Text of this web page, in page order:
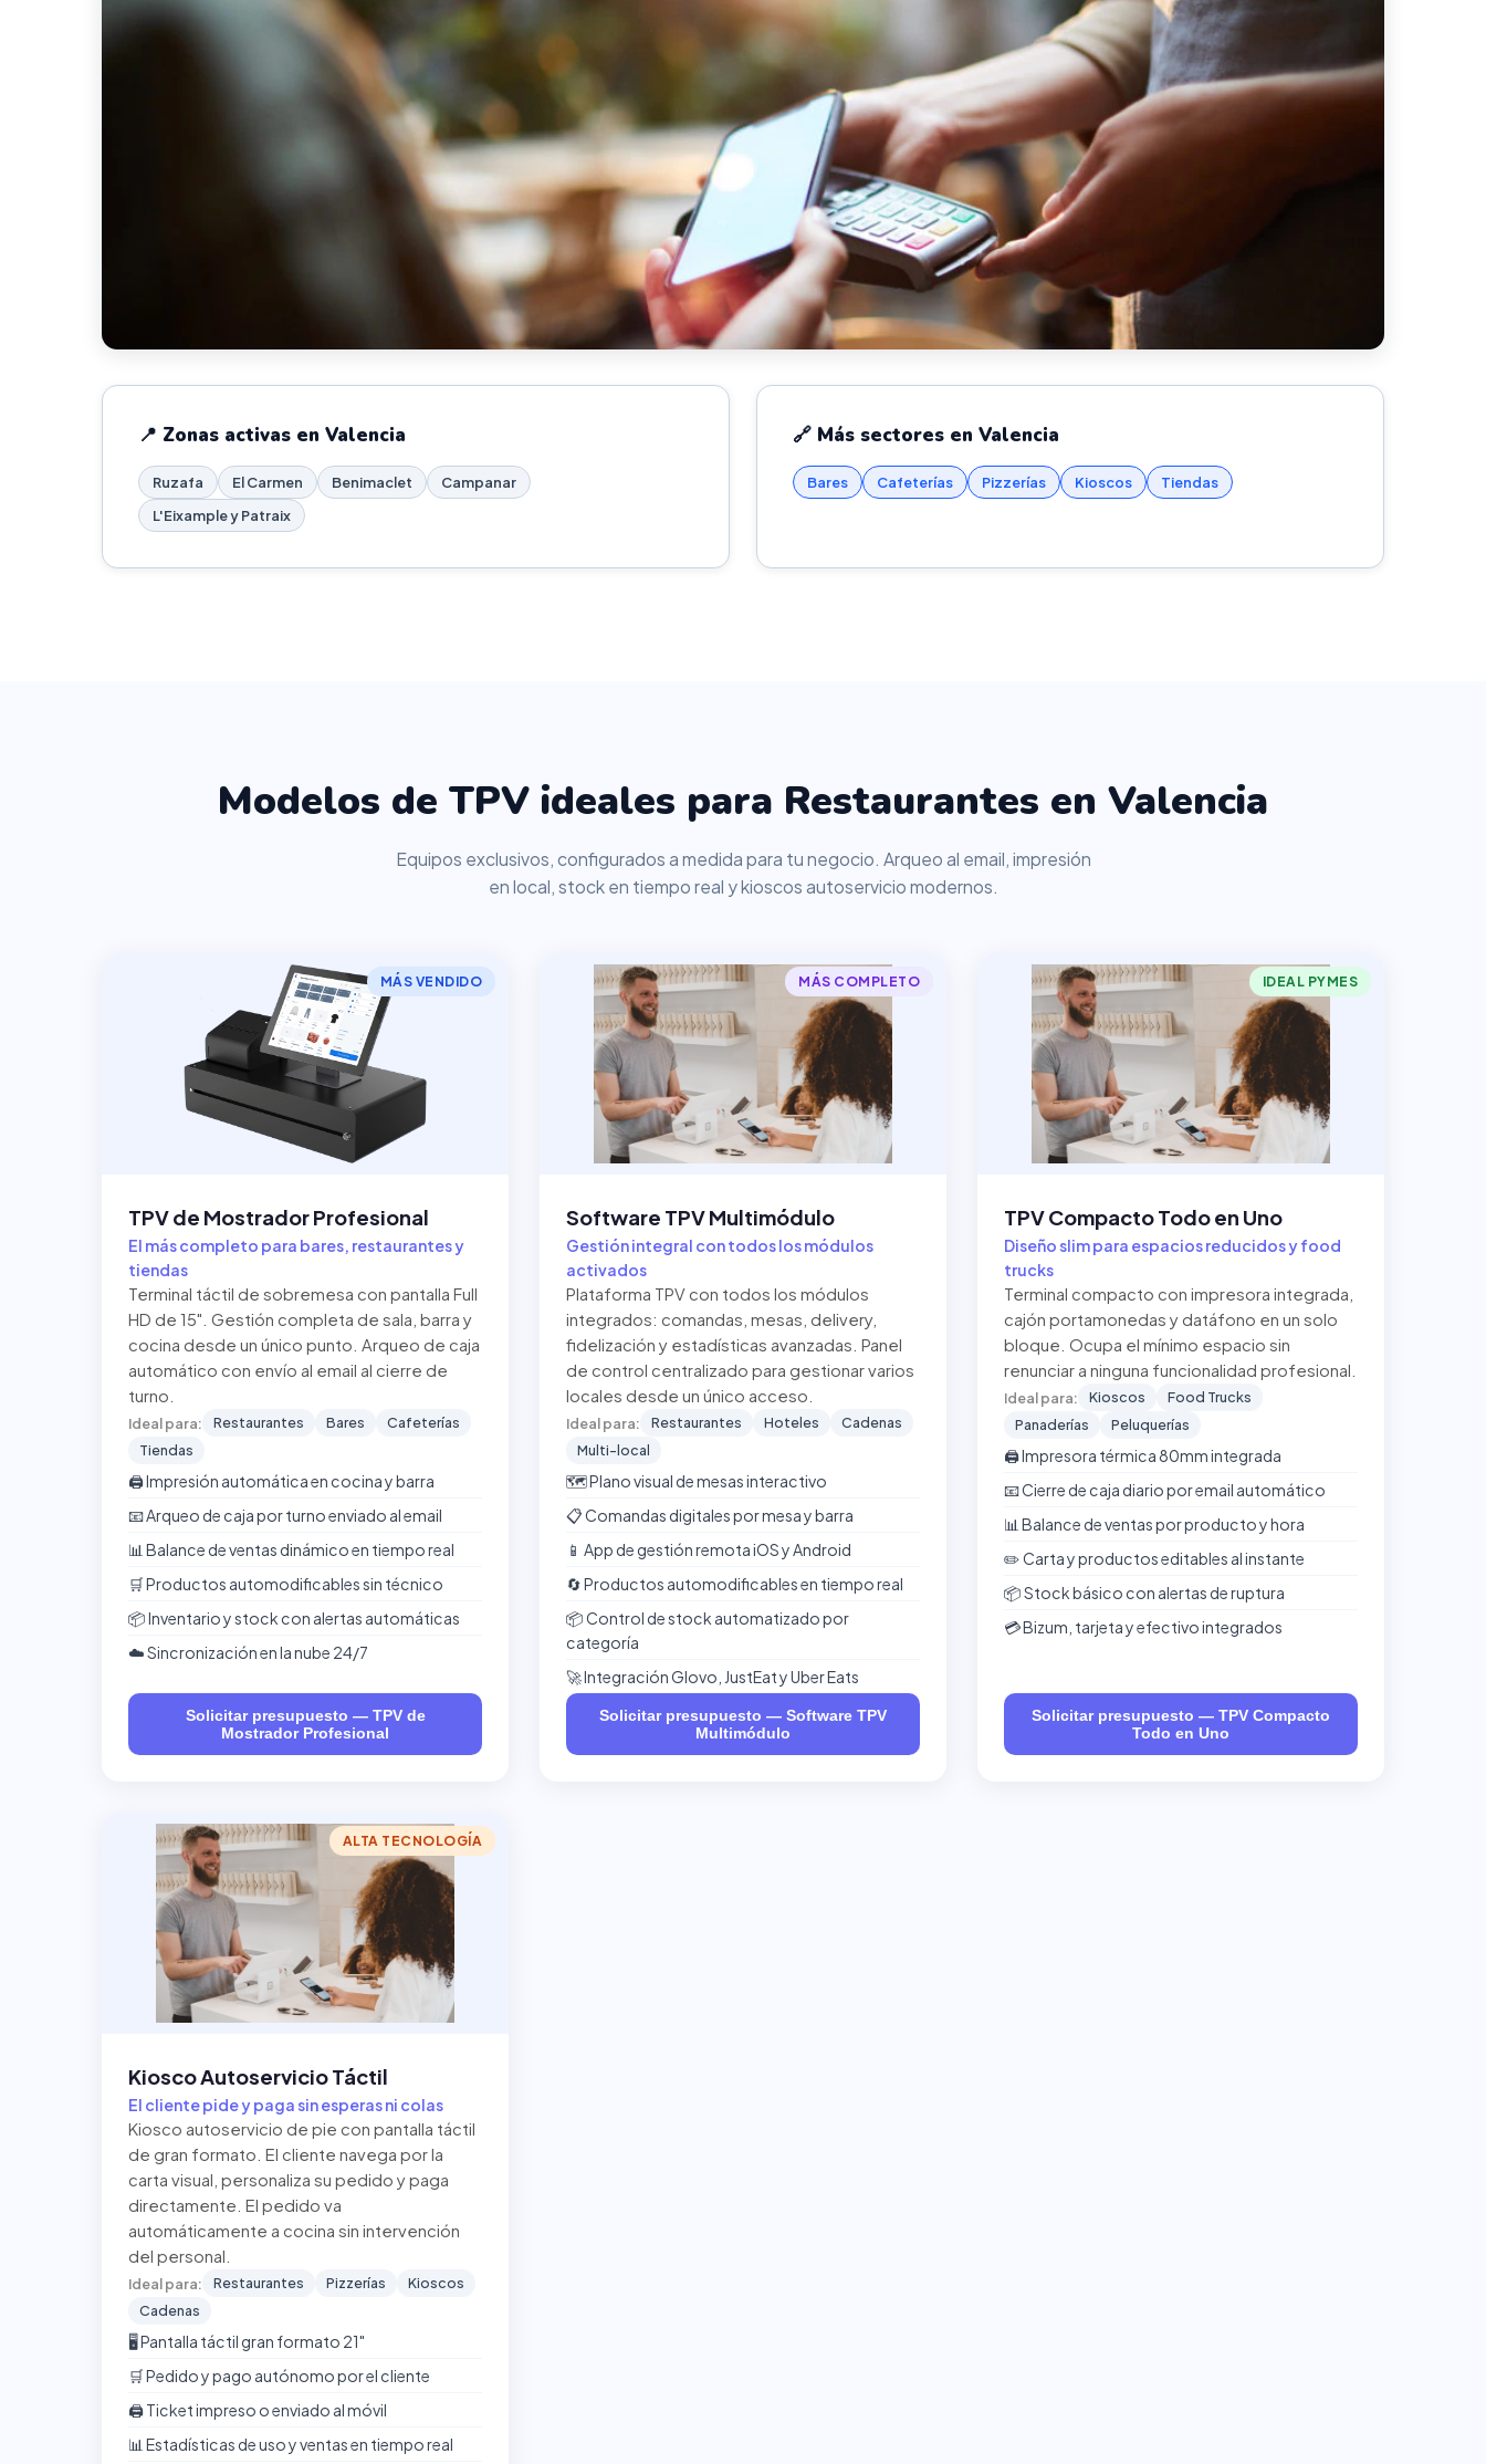
📍 Zonas activas en Valencia
Ruzafa El Carmen Benimaclet
Campanar
L'Eixample y Patraix
🔗 Más sectores en Valencia
Bares Cafeterías Pizzerías Kioscos Tiendas
Modelos de TPV ideales para Restaurantes en Valencia
Equipos exclusivos, configurados a medida para tu negocio. Arqueo al email, impresión
en local, stock en tiempo real y kioscos autoservicio modernos.
MÁS VENDIDO
TPV de Mostrador Profesional
El más completo para bares, restaurantes y
tiendas
Terminal táctil de sobremesa con pantalla Full
HD de 15". Gestión completa de sala, barra y
cocina desde un único punto. Arqueo de caja
automático con envío al email al cierre de
turno.
Ideal para: Restaurantes Bares
Cafeterías
Tiendas
🖨️ Impresión automática en cocina y barra
📧 Arqueo de caja por turno enviado al email
📊 Balance de ventas dinámico en tiempo real
🛒 Productos automodificables sin técnico
📦 Inventario y stock con alertas automáticas
☁️ Sincronización en la nube 24/7
Solicitar presupuesto — TPV de
Mostrador Profesional
MÁS COMPLETO
Software TPV Multimódulo
Gestión integral con todos los módulos
activados
Plataforma TPV con todos los módulos
integrados: comandas, mesas, delivery,
fidelización y estadísticas avanzadas. Panel
de control centralizado para gestionar varios
locales desde un único acceso.
Ideal para: Restaurantes Hoteles
Cadenas
Multi-local
🗺️ Plano visual de mesas interactivo
📋 Comandas digitales por mesa y barra
📱 App de gestión remota iOS y Android
🔄 Productos automodificables en tiempo real
📦 Control de stock automatizado por
categoría
🚀 Integración Glovo, JustEat y Uber Eats
Solicitar presupuesto — Software TPV
Multimódulo
IDEAL PYMES
TPV Compacto Todo en Uno
Diseño slim para espacios reducidos y food
trucks
Terminal compacto con impresora integrada,
cajón portamonedas y datáfono en un solo
bloque. Ocupa el mínimo espacio sin
renunciar a ninguna funcionalidad profesional.
Ideal para: Kioscos
Food Trucks
Panaderías
Peluquerías
🖨️ Impresora térmica 80mm integrada
📧 Cierre de caja diario por email automático
📊 Balance de ventas por producto y hora
✏️ Carta y productos editables al instante
📦 Stock básico con alertas de ruptura
💳 Bizum, tarjeta y efectivo integrados
Solicitar presupuesto — TPV Compacto
Todo en Uno
ALTA TECNOLOGÍA
Kiosco Autoservicio Táctil
El cliente pide y paga sin esperas ni colas
Kiosco autoservicio de pie con pantalla táctil
de gran formato. El cliente navega por la
carta visual, personaliza su pedido y paga
directamente. El pedido va
automáticamente a cocina sin intervención
del personal.
Ideal para: Restaurantes Pizzerías
Kioscos
Cadenas
🖥️ Pantalla táctil gran formato 21"
🛒 Pedido y pago autónomo por el cliente
🖨️ Ticket impreso o enviado al móvil
📊 Estadísticas de uso y ventas en tiempo real